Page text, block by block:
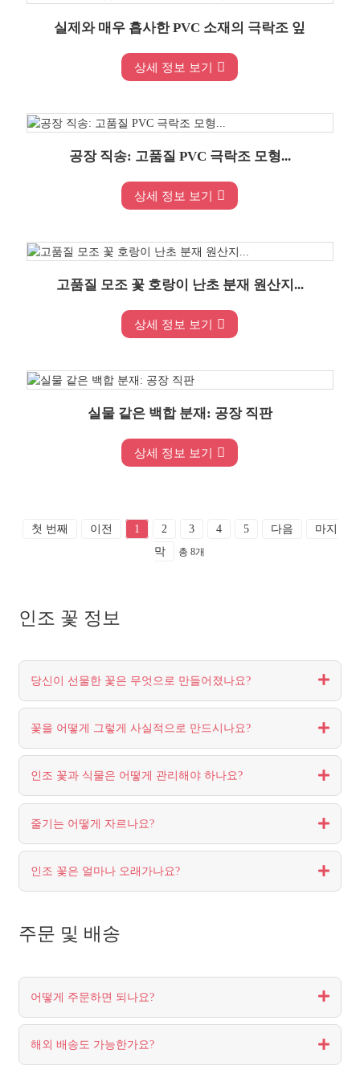
실제와 매우 흡사한 PVC 소재의 극락조 잎
상세 정보 보기
공장 직송: 고품질 PVC 극락조 모형...
상세 정보 보기
고품질 모조 꽃 호랑이 난초 분재 원산지...
상세 정보 보기
실물 같은 백합 분재: 공장 직판
상세 정보 보기
첫 번째 이전 1 2 3 4 5 다음
마지
막
총 8개
인조 꽃 정보
당신이 선물한 꽃은 무엇으로 만들어졌나요?
꽃을 어떻게 그렇게 사실적으로 만드시나요?
인조 꽃과 식물은 어떻게 관리해야 하나요?
줄기는 어떻게 자르나요?
인조 꽃은 얼마나 오래가나요?
주문 및 배송
어떻게 주문하면 되나요?
해외 배송도 가능한가요?